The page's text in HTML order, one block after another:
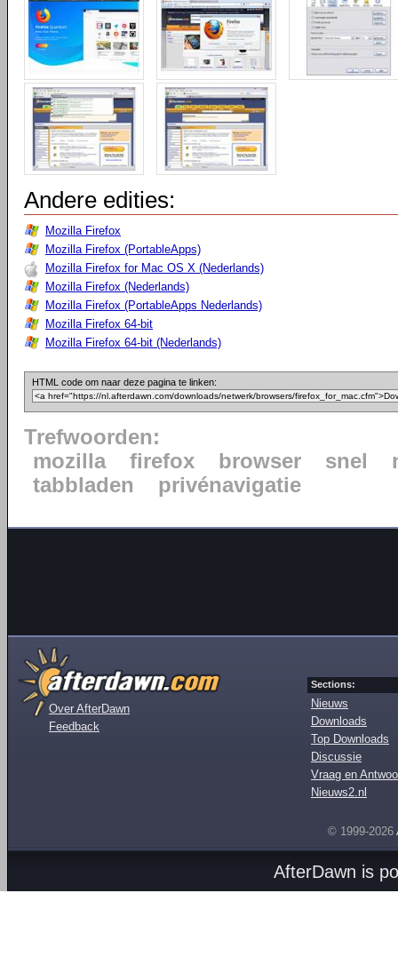
Andere edities:
Mozilla Firefox
Mozilla Firefox (PortableApps)
Mozilla Firefox for Mac OS X (Nederlands)
Mozilla Firefox (Nederlands)
Mozilla Firefox (PortableApps Nederlands)
Mozilla Firefox 64-bit
Mozilla Firefox 64-bit (Nederlands)
HTML code om naar deze pagina te linken:
Trefwoorden:
mozilla
firefox browser snel
tabbladen
privénavigatie
Over AfterDawn
Feedback
Sections:
Nieuws
Downloads
Top Downloads
Discussie
Vraag en
Nieuws2.nl
© 1999-2026
AfterDawn is